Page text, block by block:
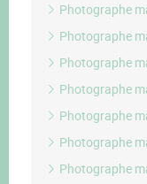
Photographe
Photographe
Photographe
Photographe
Photographe
Photographe
Photographe